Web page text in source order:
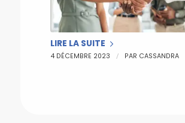
LIRE LA SUITE
4 DÉCEMBRE 2023 / PAR CASSANDRA